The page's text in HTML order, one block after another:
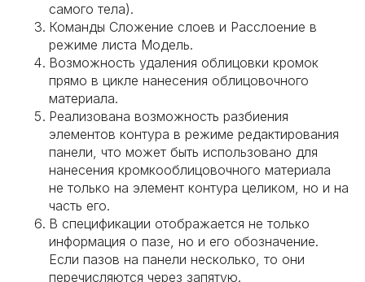
самого тела).
Команды Сложение слоев и Расслоение в
режиме листа Модель.
Возможность удаления облицовки кромок
прямо в цикле нанесения облицовочного
материала.
Реализована возможность разбиения
элементов контура в режиме редактирования
панели, что может быть использовано для
нанесения кромкооблицовочного материала
не только на элемент контура целиком, но и на
часть его.
В спецификации отображается не только
информация о пазе, но и его обозначение.
Если пазов на панели несколько, то они
перечисляются через запятую.